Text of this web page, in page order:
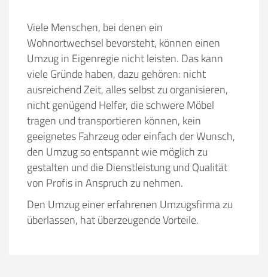
Viele Menschen, bei denen ein
Wohnortwechsel bevorsteht, können einen
Umzug in Eigenregie nicht leisten. Das kann
viele Gründe haben, dazu gehören: nicht
ausreichend Zeit, alles selbst zu organisieren,
nicht genügend Helfer, die schwere Möbel
tragen und transportieren können, kein
geeignetes Fahrzeug oder einfach der Wunsch,
den Umzug so entspannt wie möglich zu
gestalten und die Dienstleistung und Qualität
von Profis in Anspruch zu nehmen.
Den Umzug einer erfahrenen Umzugsfirma zu
überlassen, hat überzeugende Vorteile.